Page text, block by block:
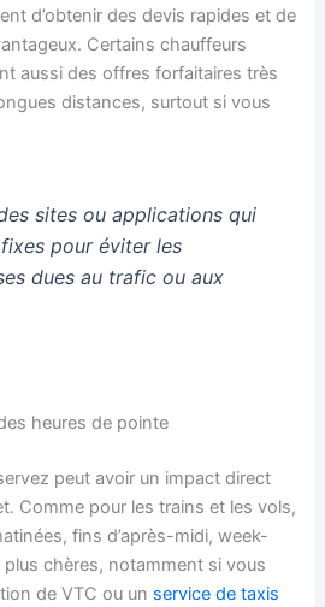
d’obtenir des devis rapides et de
Certains chauffeurs
aussi des offres forfaitaires très
distances, surtout si vous
sites ou applications qui
pour éviter les
dues au trafic ou aux
heures de pointe
peut avoir un impact direct
Comme pour les trains et les vols,
fins d’après-midi, week-
chères, notamment si vous
de VTC ou un service de taxis